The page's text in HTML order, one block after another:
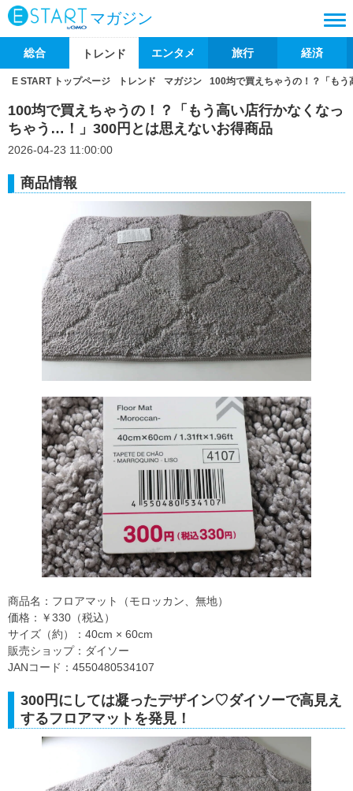
マガジン
総合 トレンド エンタメ 旅行 経済
E START トップページ トレンド マガジン 100均で買えちゃうの！？「も
100均で買えちゃうの！？「もう高い店行かなくなっ
ちゃう…！」300円とは思えないお得商品
2026-04-23 11:00:00
商品情報
商品名：フロアマット（モロッカン、無地）
価格：￥330（税込）
サイズ（約）：40cm × 60cm
販売ショップ：ダイソー
JANコード：4550480534107
300円にしては凝ったデザイン♡ダイソーで高見え
するフロアマットを発見！